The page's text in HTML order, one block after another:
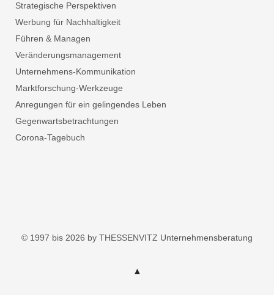
Strategische Perspektiven
Werbung für Nachhaltigkeit
Führen & Managen
Veränderungsmanagement
Unternehmens-Kommunikation
Marktforschung-Werkzeuge
Anregungen für ein gelingendes Leben
Gegenwartsbetrachtungen
Corona-Tagebuch
© 1997 bis 2026 by THESSENVITZ Unternehmensberatung